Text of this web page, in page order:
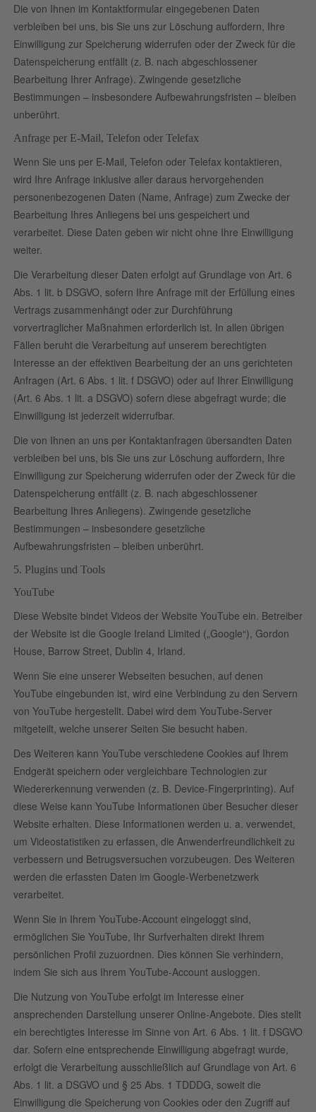
Die von Ihnen im Kontaktformular eingegebenen Daten
verbleiben bei uns, bis Sie uns zur Löschung auffordern, Ihre
Einwilligung zur Speicherung widerrufen oder der Zweck für die
Datenspeicherung entfällt (z. B. nach abgeschlossener
Bearbeitung Ihrer Anfrage). Zwingende gesetzliche
Bestimmungen – insbesondere Aufbewahrungsfristen – bleiben
unberührt.
Anfrage per E-Mail, Telefon oder Telefax
Wenn Sie uns per E-Mail, Telefon oder Telefax kontaktieren,
wird Ihre Anfrage inklusive aller daraus hervorgehenden
personenbezogenen Daten (Name, Anfrage) zum Zwecke der
Bearbeitung Ihres Anliegens bei uns gespeichert und
verarbeitet. Diese Daten geben wir nicht ohne Ihre Einwilligung
weiter.
Die Verarbeitung dieser Daten erfolgt auf Grundlage von Art. 6
Abs. 1 lit. b DSGVO, sofern Ihre Anfrage mit der Erfüllung eines
Vertrags zusammenhängt oder zur Durchführung
vorvertraglicher Maßnahmen erforderlich ist. In allen übrigen
Fällen beruht die Verarbeitung auf unserem berechtigten
Interesse an der effektiven Bearbeitung der an uns gerichteten
Anfragen (Art. 6 Abs. 1 lit. f DSGVO) oder auf Ihrer Einwilligung
(Art. 6 Abs. 1 lit. a DSGVO) sofern diese abgefragt wurde; die
Einwilligung ist jederzeit widerrufbar.
Die von Ihnen an uns per Kontaktanfragen übersandten Daten
verbleiben bei uns, bis Sie uns zur Löschung auffordern, Ihre
Einwilligung zur Speicherung widerrufen oder der Zweck für die
Datenspeicherung entfällt (z. B. nach abgeschlossener
Bearbeitung Ihres Anliegens). Zwingende gesetzliche
Bestimmungen – insbesondere gesetzliche
Aufbewahrungsfristen – bleiben unberührt.
5. Plugins und Tools
YouTube
Diese Website bindet Videos der Website YouTube ein. Betreiber
der Website ist die Google Ireland Limited („Google“), Gordon
House, Barrow Street, Dublin 4, Irland.
Wenn Sie eine unserer Webseiten besuchen, auf denen
YouTube eingebunden ist, wird eine Verbindung zu den Servern
von YouTube hergestellt. Dabei wird dem YouTube-Server
mitgeteilt, welche unserer Seiten Sie besucht haben.
Des Weiteren kann YouTube verschiedene Cookies auf Ihrem
Endgerät speichern oder vergleichbare Technologien zur
Wiedererkennung verwenden (z. B. Device-Fingerprinting). Auf
diese Weise kann YouTube Informationen über Besucher dieser
Website erhalten. Diese Informationen werden u. a. verwendet,
um Videostatistiken zu erfassen, die Anwenderfreundlichkeit zu
verbessern und Betrugsversuchen vorzubeugen. Des Weiteren
werden die erfassten Daten im Google-Werbenetzwerk
verarbeitet.
Wenn Sie in Ihrem YouTube-Account eingeloggt sind,
ermöglichen Sie YouTube, Ihr Surfverhalten direkt Ihrem
persönlichen Profil zuzuordnen. Dies können Sie verhindern,
indem Sie sich aus Ihrem YouTube-Account ausloggen.
Die Nutzung von YouTube erfolgt im Interesse einer
ansprechenden Darstellung unserer Online-Angebote. Dies stellt
ein berechtigtes Interesse im Sinne von Art. 6 Abs. 1 lit. f DSGVO
dar. Sofern eine entsprechende Einwilligung abgefragt wurde,
erfolgt die Verarbeitung ausschließlich auf Grundlage von Art. 6
Abs. 1 lit. a DSGVO und § 25 Abs. 1 TDDDG, soweit die
Einwilligung die Speicherung von Cookies oder den Zugriff auf